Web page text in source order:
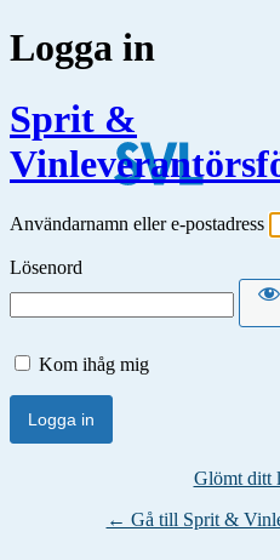
Logga in
Sprit &
Användarnamn eller e-postadress
Lösenord
Kom ihåg mig
Glömt ditt
← Gå till Sprit &